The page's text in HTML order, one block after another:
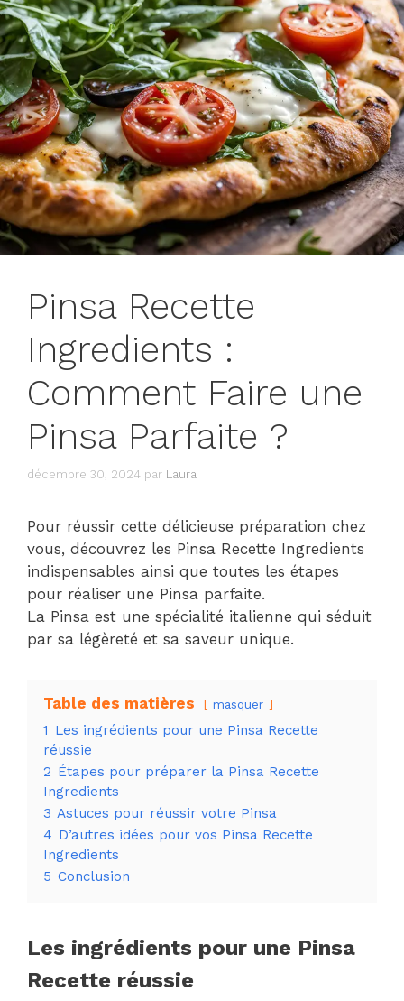
Pinsa Recette
Ingredients :
Comment Faire une
Pinsa Parfaite ?
décembre 30, 2024 par Laura
Pour réussir cette délicieuse préparation chez
vous, découvrez les Pinsa Recette Ingredients
indispensables ainsi que toutes les étapes
pour réaliser une Pinsa parfaite.
La Pinsa est une spécialité italienne qui séduit
par sa légèreté et sa saveur unique.
Table des matières masquer
1 Les ingrédients pour une Pinsa Recette
réussie
2 Étapes pour préparer la Pinsa Recette
Ingredients
3 Astuces pour réussir votre Pinsa
4 D’autres idées pour vos Pinsa Recette
Ingredients
5 Conclusion
Les ingrédients pour une Pinsa
Recette réussie